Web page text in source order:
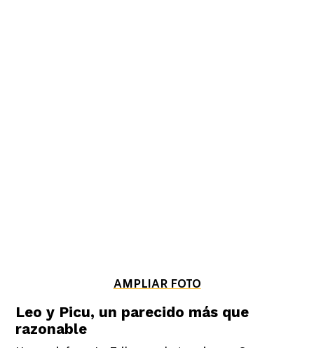
AMPLIAR FOTO
Leo y Picu, un parecido más que
razonable